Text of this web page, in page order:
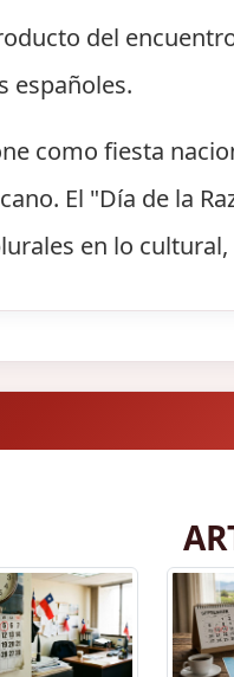
del
españoles.
como fiesta
El "Día de la
en lo